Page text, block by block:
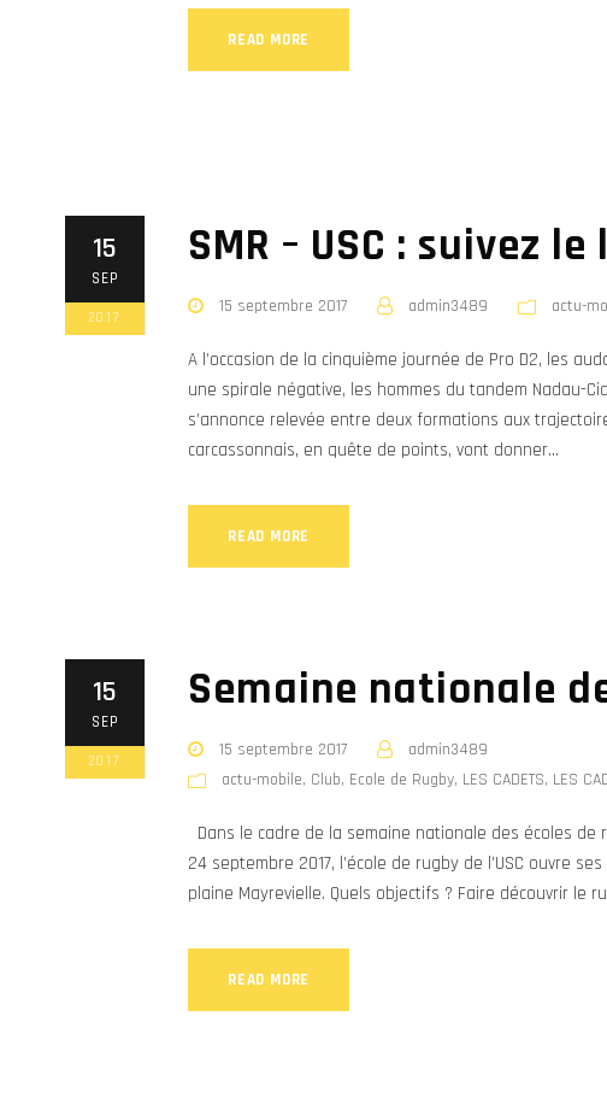
READ MORE
15
SEP
2017
SMR – USC : suivez le
15 septembre 2017 admin3489 actu-
A l’occasion de la cinquième journée de Pro D2, les
une spirale négative, les hommes du tandem Nadau-
s’annonce relevée entre deux formations aux
carcassonnais, en quête de points, vont donner...
READ MORE
15
SEP
2017
Semaine nationale
15 septembre 2017
admin3489
actu-mobile, Club, Ecole de Rugby, LES CADETS, LES
Dans le cadre de la semaine nationale des écoles
24 septembre 2017, l’école de rugby de l’USC ouvre
plaine Mayrevielle. Quels objectifs ? Faire découvrir le
READ MORE